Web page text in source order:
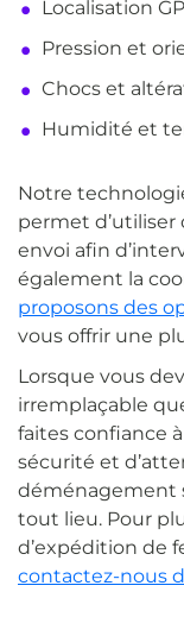
Localisation
Pression et
Chocs et
Humidité et
Notre
permet
envoi afin
également la
proposons des
vous offrir une
Lorsque vous
irremplaçable
faites confiance
sécurité et
déménagement
tout lieu. Pour
d’expédition de
contactez-nous